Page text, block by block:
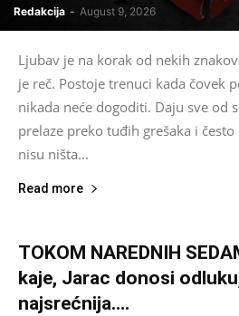
Redakcija - August 9, 2026
Ljubav je na korak od nekih
je reč. Postoje trenuci kada čovek
nikada neće dogoditi. Daju sve od
prelaze preko tuđih grešaka i
nisu ništa...
Read more
TOKOM NAREDNIH
kaje, Jarac donosi
najsrećnija….